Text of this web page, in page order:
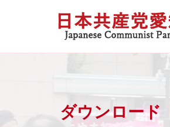
ダウンロード